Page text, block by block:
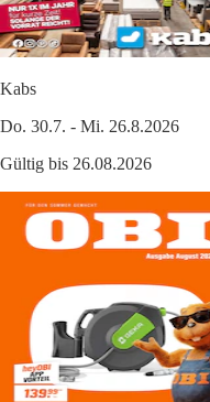
Kabs
Do. 30.7. - Mi. 26.8.2026
Gültig bis 26.08.2026